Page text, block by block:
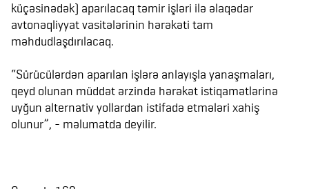
küçəsinədək) aparılacaq təmir işləri ilə əlaqədar
avtonəqliyyat vasitələrinin hərəkəti tam
məhdudlaşdırılacaq.
“Sürücülərdən aparılan işlərə anlayışla yanaşmaları,
qeyd olunan müddət ərzində hərəkət istiqamətlərinə
uyğun alternativ yollardan istifadə etmələri xahiş
olunur”, - məlumatda deyilir.